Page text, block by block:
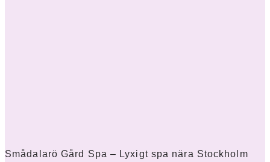
Smådalarö Gård Spa – Lyxigt spa nära Stockholm